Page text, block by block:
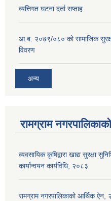
व्यत्तिगत घटना दर्ता सप्ताह
आ.ब. २०७९/०८० को सामाजिक
विवरण
अन्य
रामग्राम
व्यवसायिक कृषिद्वारा खाद्य सुरक्षा
कार्यान्वयन कार्यविधि, २०८३
रामग्राम नगरपालिकाको आर्थिक ऐन,